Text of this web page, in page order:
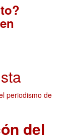
del